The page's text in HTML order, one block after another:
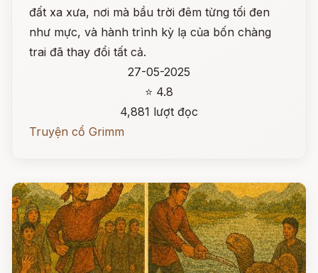
đất xa xưa, nơi mà bầu trời đêm từng tối đen
như mực, và hành trình kỳ lạ của bốn chàng
trai đã thay đổi tất cả.
27-05-2025
⭐ 4.8
4,881 lượt đọc
Truyện cổ Grimm